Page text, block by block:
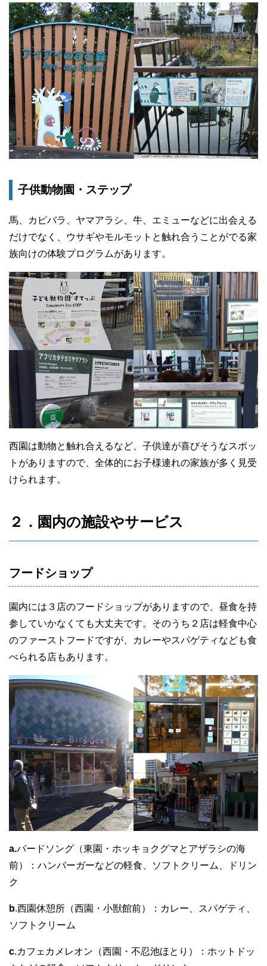
子供動物園・ステップ
馬、カピバラ、ヤマアラシ、牛、エミューなどに出会える
だけでなく、ウサギやモルモットと触れ合うことがでる家
族向けの体験プログラムがあります。
西園は動物と触れ合えるなど、子供達が喜びそうなスポッ
トがありますので、全体的にお子様連れの家族が多く見受
けられます。
２．園内の施設やサービス
フードショップ
園内には３店のフードショップがありますので、昼食を持
参していかなくても大丈夫です。そのうち２店は軽食中心
のファーストフードですが、カレーやスパゲティなども食
べられる店もあります。
a.バードソング（東園・ホッキョクグマとアザラシの海
前）：ハンバーガーなどの軽食、ソフトクリーム、ドリン
ク
b.西園休憩所（西園・小獣館前）：カレー、スパゲティ、
ソフトクリーム
c.カフェカメレオン（西園・不忍池ほとり）：ホットドッ